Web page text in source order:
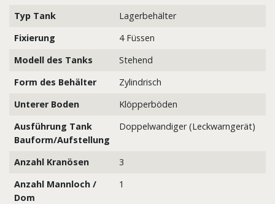
Typ Tank
Lagerbehälter
Fixierung
4 Füssen
Modell des Tanks
Stehend
Form des Behälter
Zylindrisch
Unterer Boden
Klöpperböden
Ausführung Tank
Bauform/Aufstellung
Doppelwandiger (Leckwarngerät)
Anzahl Kranösen
3
Anzahl Mannloch /
Dom
1